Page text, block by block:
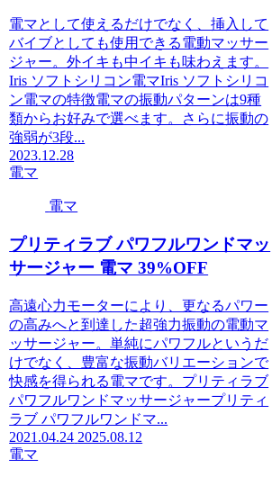
電マとして使えるだけでなく、挿入して
バイブとしても使用できる電動マッサー
ジャー。外イキも中イキも味わえます。
Iris ソフトシリコン電マIris ソフトシリコ
ン電マの特徴電マの振動パターンは9種
類からお好みで選べます。さらに振動の
強弱が3段...
2023.12.28
電マ
電マ
プリティラブ パワフルワンドマッ
サージャー 電マ 39%OFF
高遠心力モーターにより、更なるパワー
の高みへと到達した超強力振動の電動マ
ッサージャー。単純にパワフルというだ
けでなく、豊富な振動バリエーションで
快感を得られる電マです。プリティラブ
パワフルワンドマッサージャープリティ
ラブ パワフルワンドマ...
2021.04.24 2025.08.12
電マ